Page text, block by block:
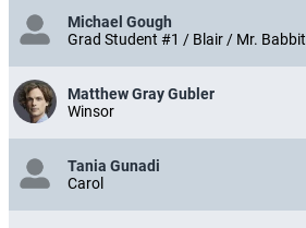
Michael Gough
Grad Student #1 / Blair / Mr. Babbit
Matthew Gray Gubler
Winsor
Tania Gunadi
Carol